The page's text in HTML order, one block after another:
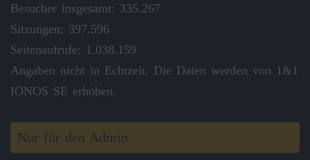
Besucher insgesamt: 335.267
Sitzungen: 397.596
Seitenaufrufe: 1.038.159
Angaben nicht in Echtzeit. Die Daten werden von 1&1
IONOS SE erhoben.
Nur für den Admin